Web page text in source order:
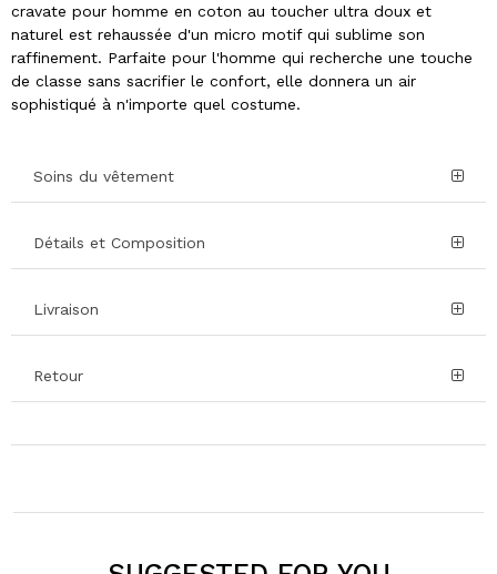
cravate pour homme en coton au toucher ultra doux et
naturel est rehaussée d'un micro motif qui sublime son
raffinement. Parfaite pour l'homme qui recherche une touche
de classe sans sacrifier le confort, elle donnera un air
sophistiqué à n'importe quel costume.
Soins du vêtement
Détails et Composition
Livraison
Retour